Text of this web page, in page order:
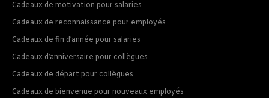
Cadeaux de motivation pour salaries
Cadeaux de reconnaissance pour employés
Cadeaux de fin d’année pour salaries
Cadeaux d’anniversaire pour collègues
Cadeaux de départ pour collègues
Cadeaux de bienvenue pour nouveaux employés